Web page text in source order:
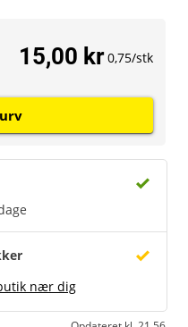
nær dig
15,00 kr 0,75/stk